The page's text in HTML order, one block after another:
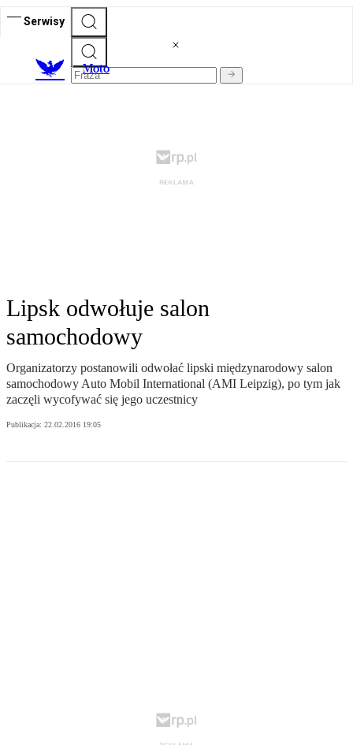
Serwisy
Moto
Lipsk odwołuje salon
samochodowy
Organizatorzy postanowili odwołać lipski międzynarodowy salon
samochodowy Auto Mobil International (AMI Leipzig), po tym jak
zaczęli wycofywać się jego uczestnicy
Publikacja: 22.02.2016 19:05